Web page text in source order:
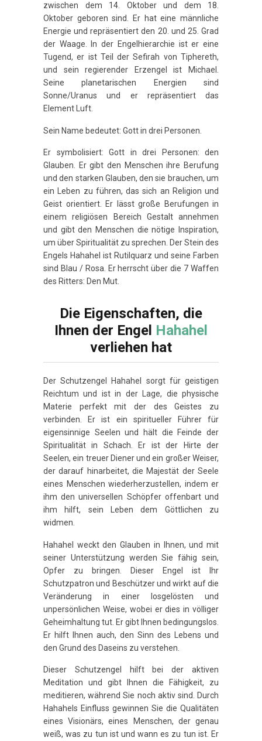
zwischen dem 14. Oktober und dem 18.
Oktober geboren sind. Er hat eine männliche
Energie und repräsentiert den 20. und 25. Grad
der Waage. In der Engelhierarchie ist er eine
Tugend, er ist Teil der Sefirah von Tiphereth,
und sein regierender Erzengel ist Michael.
Seine planetarischen Energien sind
Sonne/Uranus und er repräsentiert das
Element Luft.
Sein Name bedeutet: Gott in drei Personen.
Er symbolisiert: Gott in drei Personen: den
Glauben. Er gibt den Menschen ihre Berufung
und den starken Glauben, den sie brauchen, um
ein Leben zu führen, das sich an Religion und
Geist orientiert. Er lässt große Berufungen in
einem religiösen Bereich Gestalt annehmen
und gibt den Menschen die nötige Inspiration,
um über Spiritualität zu sprechen. Der Stein des
Engels Hahahel ist Rutilquarz und seine Farben
sind Blau / Rosa. Er herrscht über die 7 Waffen
des Ritters: Den Mut.
Die Eigenschaften, die
Ihnen der Engel Hahahel
verliehen hat
Der Schutzengel Hahahel sorgt für geistigen
Reichtum und ist in der Lage, die physische
Materie perfekt mit der des Geistes zu
verbinden. Er ist ein spiritueller Führer für
eigensinnige Seelen und hält die Feinde der
Spiritualität in Schach. Er ist der Hirte der
Seelen, ein treuer Diener und ein großer Weiser,
der darauf hinarbeitet, die Majestät der Seele
eines Menschen wiederherzustellen, indem er
ihm den universellen Schöpfer offenbart und
ihm hilft, sein Leben dem Göttlichen zu
widmen.
Hahahel weckt den Glauben in Ihnen, und mit
seiner Unterstützung werden Sie fähig sein,
Opfer zu bringen. Dieser Engel ist Ihr
Schutzpatron und Beschützer und wirkt auf die
Veränderung in einer losgelösten und
unpersönlichen Weise, wobei er dies in völliger
Geheimhaltung tut. Er gibt Ihnen bedingungslos.
Er hilft Ihnen auch, den Sinn des Lebens und
den Grund des Daseins zu verstehen.
Dieser Schutzengel hilft bei der aktiven
Meditation und gibt Ihnen die Fähigkeit, zu
meditieren, während Sie noch aktiv sind. Durch
Hahahels Einfluss gewinnen Sie die Qualitäten
eines Visionärs, eines Menschen, der genau
weiß, was zu tun ist und wann es zu tun ist. Er